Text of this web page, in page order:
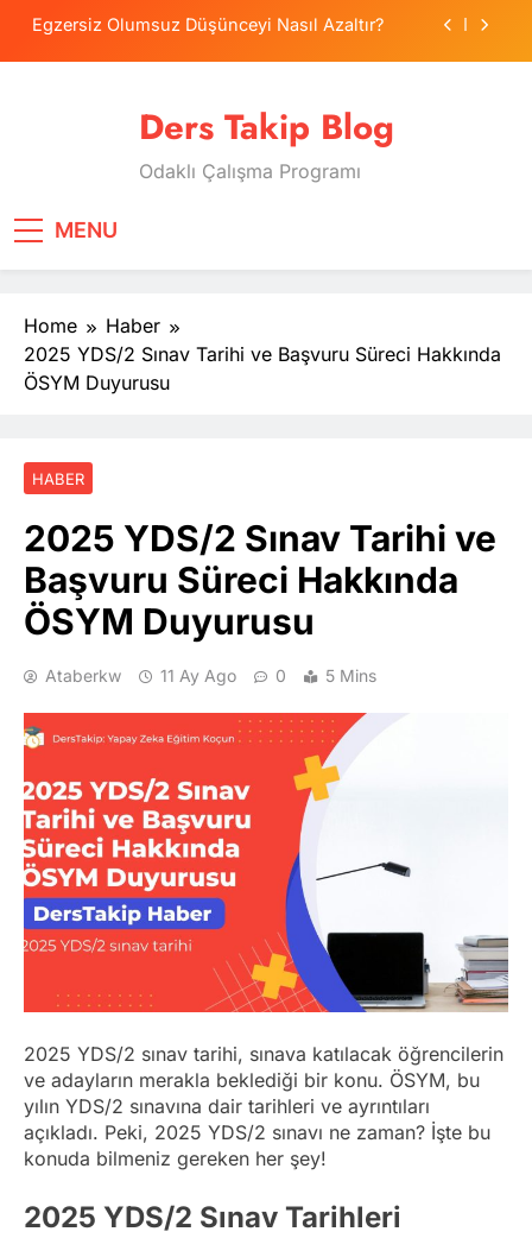
SkipEgzersiz Olumsuz Düşünceyi Nasıl Azaltır?
Tercih Stresinde Veliler Çocuğa Nasıl Destek
Tekrarlama Zorlantısı: Neden Geçmişi
Egzersiz Olumsuz Düşünceyi Nasıl Azaltır?
Psikolojide Sistematik Duyarsızlaştırma
Tercih Stresinde Veliler Çocuğa Nasıl Destek
Olur?
Ders Takip Blog
Odaklı Çalışma Programı
MENU
Home
Haber
2025 YDS/2 Sınav Tarihi ve Başvuru Süreci Hakkında
ÖSYM Duyurusu
HABER
2025 YDS/2 Sınav Tarihi ve
Başvuru Süreci Hakkında
ÖSYM Duyurusu
Ataberkw 11 Ay Ago 0 5 Mins
2025 YDS/2 sınav tarihi, sınava katılacak öğrencilerin
ve adayların merakla beklediği bir konu. ÖSYM, bu
yılın YDS/2 sınavına dair tarihleri ve ayrıntıları
açıkladı. Peki, 2025 YDS/2 sınavı ne zaman? İşte bu
konuda bilmeniz gereken her şey!
2025 YDS/2 Sınav Tarihleri